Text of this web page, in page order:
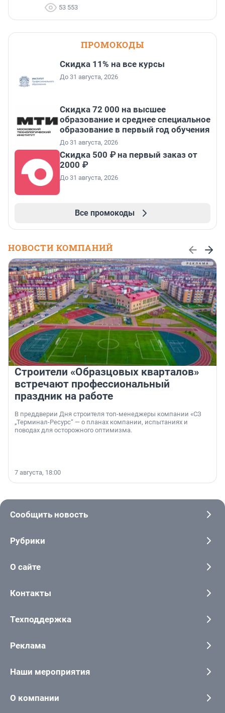
53 553
ПРОМОКОДЫ
Скидка 11% на все курсы
До 31 августа, 2026
Скидка 72 000 на высшее
образование и среднее специальное
образование в первый год обучения
До 31 августа, 2026
Скидка 500 ₽ на первый заказ от
2000 ₽
До 31 августа, 2026
Все промокоды
НОВОСТИ КОМПАНИЙ
Строители «Образцовых кварталов»
встречают профессиональный
праздник на работе
В преддверии Дня строителя топ-менеджеры компании «СЗ
„Терминал-Ресурс“ — о планах компании, испытаниях и
поводах для осторожного оптимизма.
7 августа, 18:00
Сообщить новость
Рубрики
О сайте
Контакты
Техподдержка
Реклама
Наши мероприятия
О компании